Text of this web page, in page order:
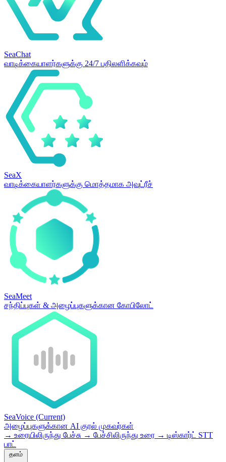
SeaChat
வாடிக்கையாளர்களுக்கு 24/7 பதிலளிக்கவும்
SeaX
வாடிக்கையாளர்களுக்கு மொத்தமாக அவுட்ரீச்
SeaMeet
சந்திப்புகள் & அழைப்புகளுக்கான கோபிலோட்
SeaVoice (Current)
அழைப்புகளுக்கான AI குரல் முகவர்கள்
→ உரையிலிருந்து பேச்சு → பேச்சிலிருந்து உரை → டிஸ்கார்ட் STT
பாட்